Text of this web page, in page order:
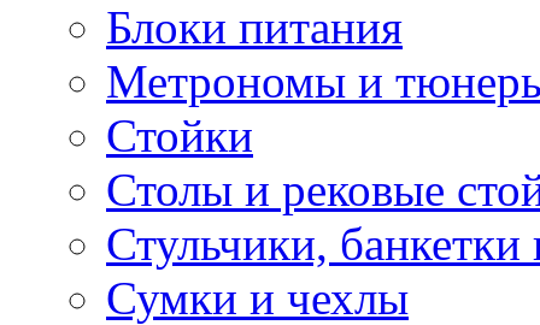
Блоки питания
Метрономы и
Стойки
Столы и рековые
Стульчики, банкетки
Сумки и чехлы